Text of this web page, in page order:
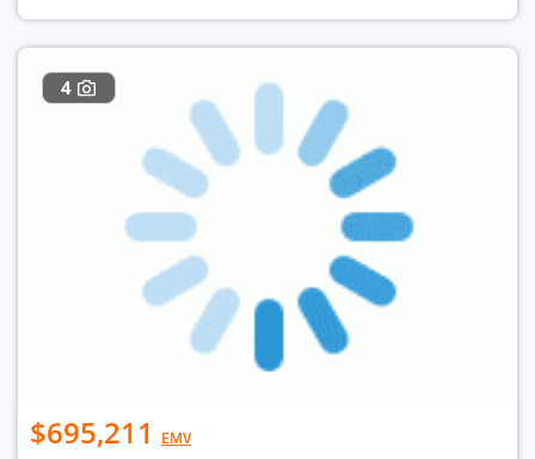
4
$695,211 EMV